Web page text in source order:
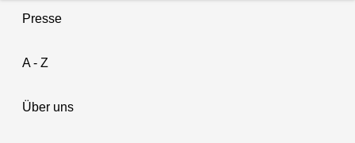
Presse
A - Z
Über uns